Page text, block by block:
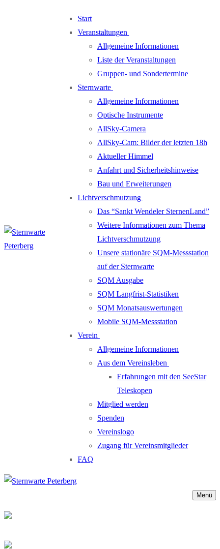
Start
Veranstaltungen
Allgemeine Informationen
Liste der Veranstaltungen
Gruppen- und Sondertermine
Sternwarte
Allgemeine Informationen
Optische Instrumente
AllSky-Camera
AllSky-Cam: Bilder der letzten 18h
Aktueller Himmel
Anfahrt und Sicherheitshinweise
Bau und Erweiterungen
Lichtverschmutzung
Das “Sankt Wendeler SternenLand”
Weitere Informationen zum Thema
Lichtverschmutzung
Unsere stationäre SQM-Messstation
auf der Sternwarte
SQM Ausgabe
SQM Langfrist-Statistiken
SQM Monatsauswertungen
Mobile SQM-Messstation
Verein
Allgemeine Informationen
Aus dem Vereinsleben
Erfahrungen mit den SeeStar
Teleskopen
Mitglied werden
Spenden
Vereinslogo
Zugang für Vereinsmitglieder
FAQ
Menü